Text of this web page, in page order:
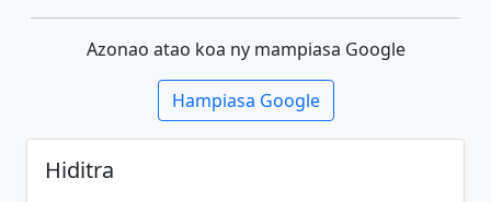
Azonao atao koa ny mampiasa Google
Hampiasa Google
Hiditra